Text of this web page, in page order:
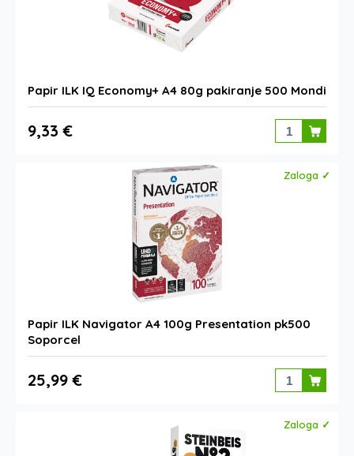
Papir ILK IQ Economy+ A4 80g pakiranje 500 Mondi
9,33 €
Zaloga ✓
Papir ILK Navigator A4 100g Presentation pk500
Soporcel
25,99 €
Zaloga ✓